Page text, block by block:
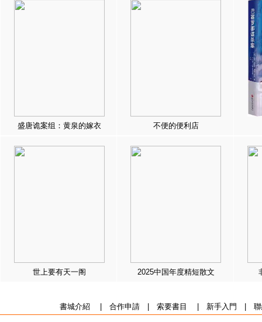
盛唐诡案组：黄泉的嫁衣 不便的便利店
世上要有天一阁 2025中国年度精短散文
書城介紹 合作申請| 索要書目 新手入門